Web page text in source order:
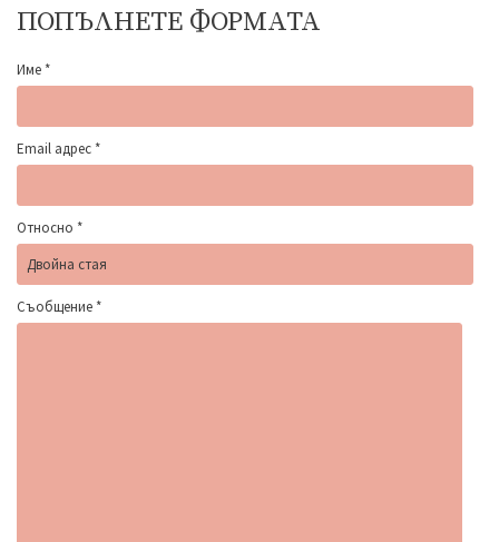
ПОПЪЛНЕТЕ ФОРМАТА
Име *
Email адрес *
Относно *
Съобщение *